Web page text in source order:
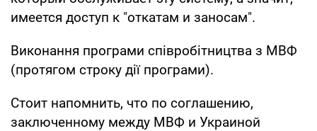
имеется доступ к "откатам и заносам".
Виконання програми співробітництва з МВФ
(протягом строку дії програми).
Стоит напомнить, что по соглашению,
заключенному между МВФ и Украиной